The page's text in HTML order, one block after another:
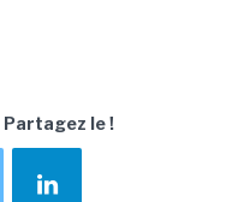
Partagez le !